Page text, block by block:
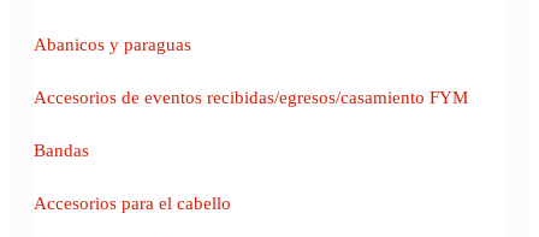
Abanicos y paraguas
Accesorios de eventos recibidas/egresos/casamiento FYM
Bandas
Accesorios para el cabello